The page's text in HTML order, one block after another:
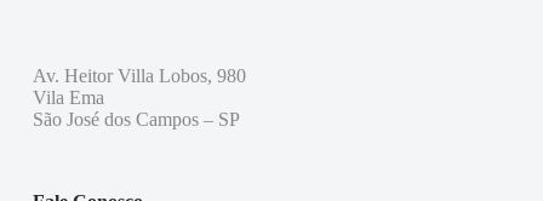
Av. Heitor Villa Lobos, 980
Vila Ema
São José dos Campos – SP